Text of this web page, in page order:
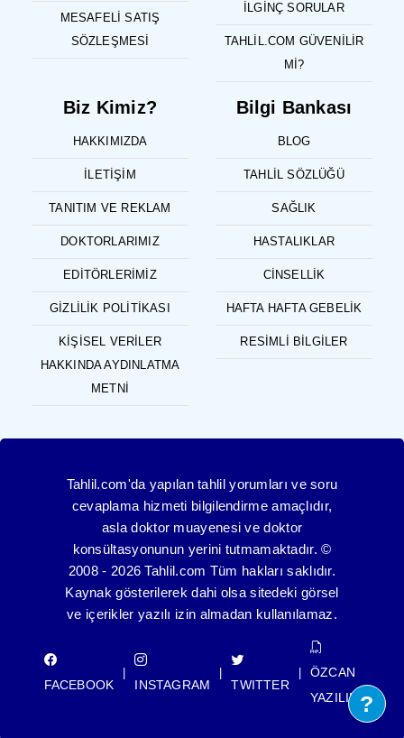
MESAFELI SATIŞ
SÖZLEŞMESI
İLGINÇ SORULAR
TAHLIL.COM GÜVENILIR
MI?
Biz Kimiz?
HAKKIMIZDA
İLETIŞIM
TANITIM VE REKLAM
DOKTORLARIMIZ
EDITÖRLERIMIZ
GIZLILIK POLITIKASI
KIŞISEL VERILER
HAKKINDA AYDINLATMA
METNI
Bilgi Bankası
BLOG
TAHLIL SÖZLÜĞÜ
SAĞLIK
HASTALIKLAR
CINSELLIK
HAFTA HAFTA GEBELIK
RESIMLI BILGILER
Tahlil.com'da yapılan tahlil yorumları ve soru
cevaplama hizmeti bilgilendirme amaçlıdır,
asla doktor muayenesi ve doktor
konsültasyonunun yerini tutmamaktadır. ©
2008 - 2026 Tahlil.com Tüm hakları saklıdır.
Kaynak gösterilerek dahi olsa sitedeki görsel
ve içerikler yazılı izin almadan kullanılamaz.
FACEBOOK
|
INSTAGRAM
|
TWITTER
|
ÖZCAN
YAZILIM ?